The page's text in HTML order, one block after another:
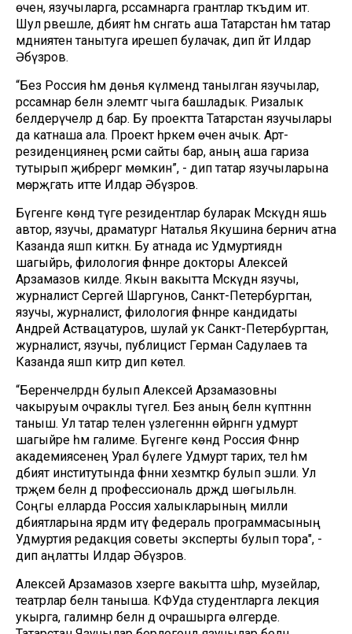
өчен, язучыларга, рәссамнарга грантлар тәкъдим итә.
Шул рәвешле, әдәбият һәм сәнгать аша Татарстан һәм татар
мәдәниятен танытуга ирешеп булачак, дип әйтә Илдар
Әбүзәров.
“Без Россия һәм дөнья күләмендә танылган язучылар,
рәссамнар белән элемтәгә чыга башладык. Ризалык
белдерүчеләр дә бар. Бу проектта Татарстан язучылары
да катнаша ала. Проект һәркем өчен ачык. Арт-
резиденциянең рәсми сайты бар, аның аша гариза
тутырып җибәрергә мөмкин”, - дип татар язучыларына
мөрәҗәгать итте Илдар Әбүзәров.
Бүгенге көндә тәүге резидентлар буларак Мәскәүдән яшь
автор, язучы, драматург Наталья Якушина берничә атна
Казанда яшәп киткән. Бу атнада исә Удмуртиядән
шагыйрь, филология фәннәре докторы Алексей
Арзамазов килде. Якын вакытта Мәскәүдән язучы,
журналист Сергей Шаргунов, Санкт-Петербургтан,
язучы, журналист, филология фәннәре кандидаты
Андрей Аствацатуров, шулай ук Санкт-Петербургтан,
журналист, язучы, публицист Герман Садулаев та
Казанда яшәп китәр дип көтелә.
“Беренчеләрдән булып Алексей Арзамазовны
чакыруым очраклы түгел. Без аның белән күптәннән
таныш. Ул татар телен үзлегеннән өйрәнгән удмурт
шагыйре һәм галиме. Бүгенге көндә Россия Фәннәр
академиясенең Урал бүлеге Удмурт тарих, тел һәм
әдәбият институтында фәнни хезмәткәр булып эшли. Ул
тәрҗемә белән дә профессиональ дәрәҗәдә шөгыльләнә.
Соңгы елларда Россия халыкларының милли
әдәбиятларына ярдәм итү федераль программасының
Удмуртия редакция советы эксперты булып тора", -
дип аңлатты Илдар Әбүзәров.
Алексей Арзамазов хәзерге вакытта шәһәр, музейлар,
театрлар белән таныша. КФУда студентларга лекция
укырга, галимнәр белән дә очрашырга өлгерде.